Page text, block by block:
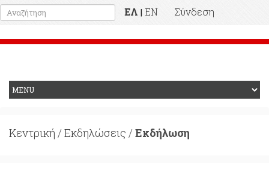
ΕΛ | EN
Σύνδεση
Κεντρική / Εκδηλώσεις / Εκδήλωση